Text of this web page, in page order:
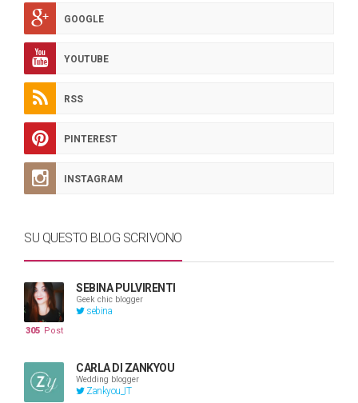
GOOGLE
YOUTUBE
RSS
PINTEREST
INSTAGRAM
SU QUESTO BLOG SCRIVONO
SEBINA PULVIRENTI
Geek chic blogger
sebina
305 Post
CARLA DI ZANKYOU
Wedding blogger
Zankyou_IT